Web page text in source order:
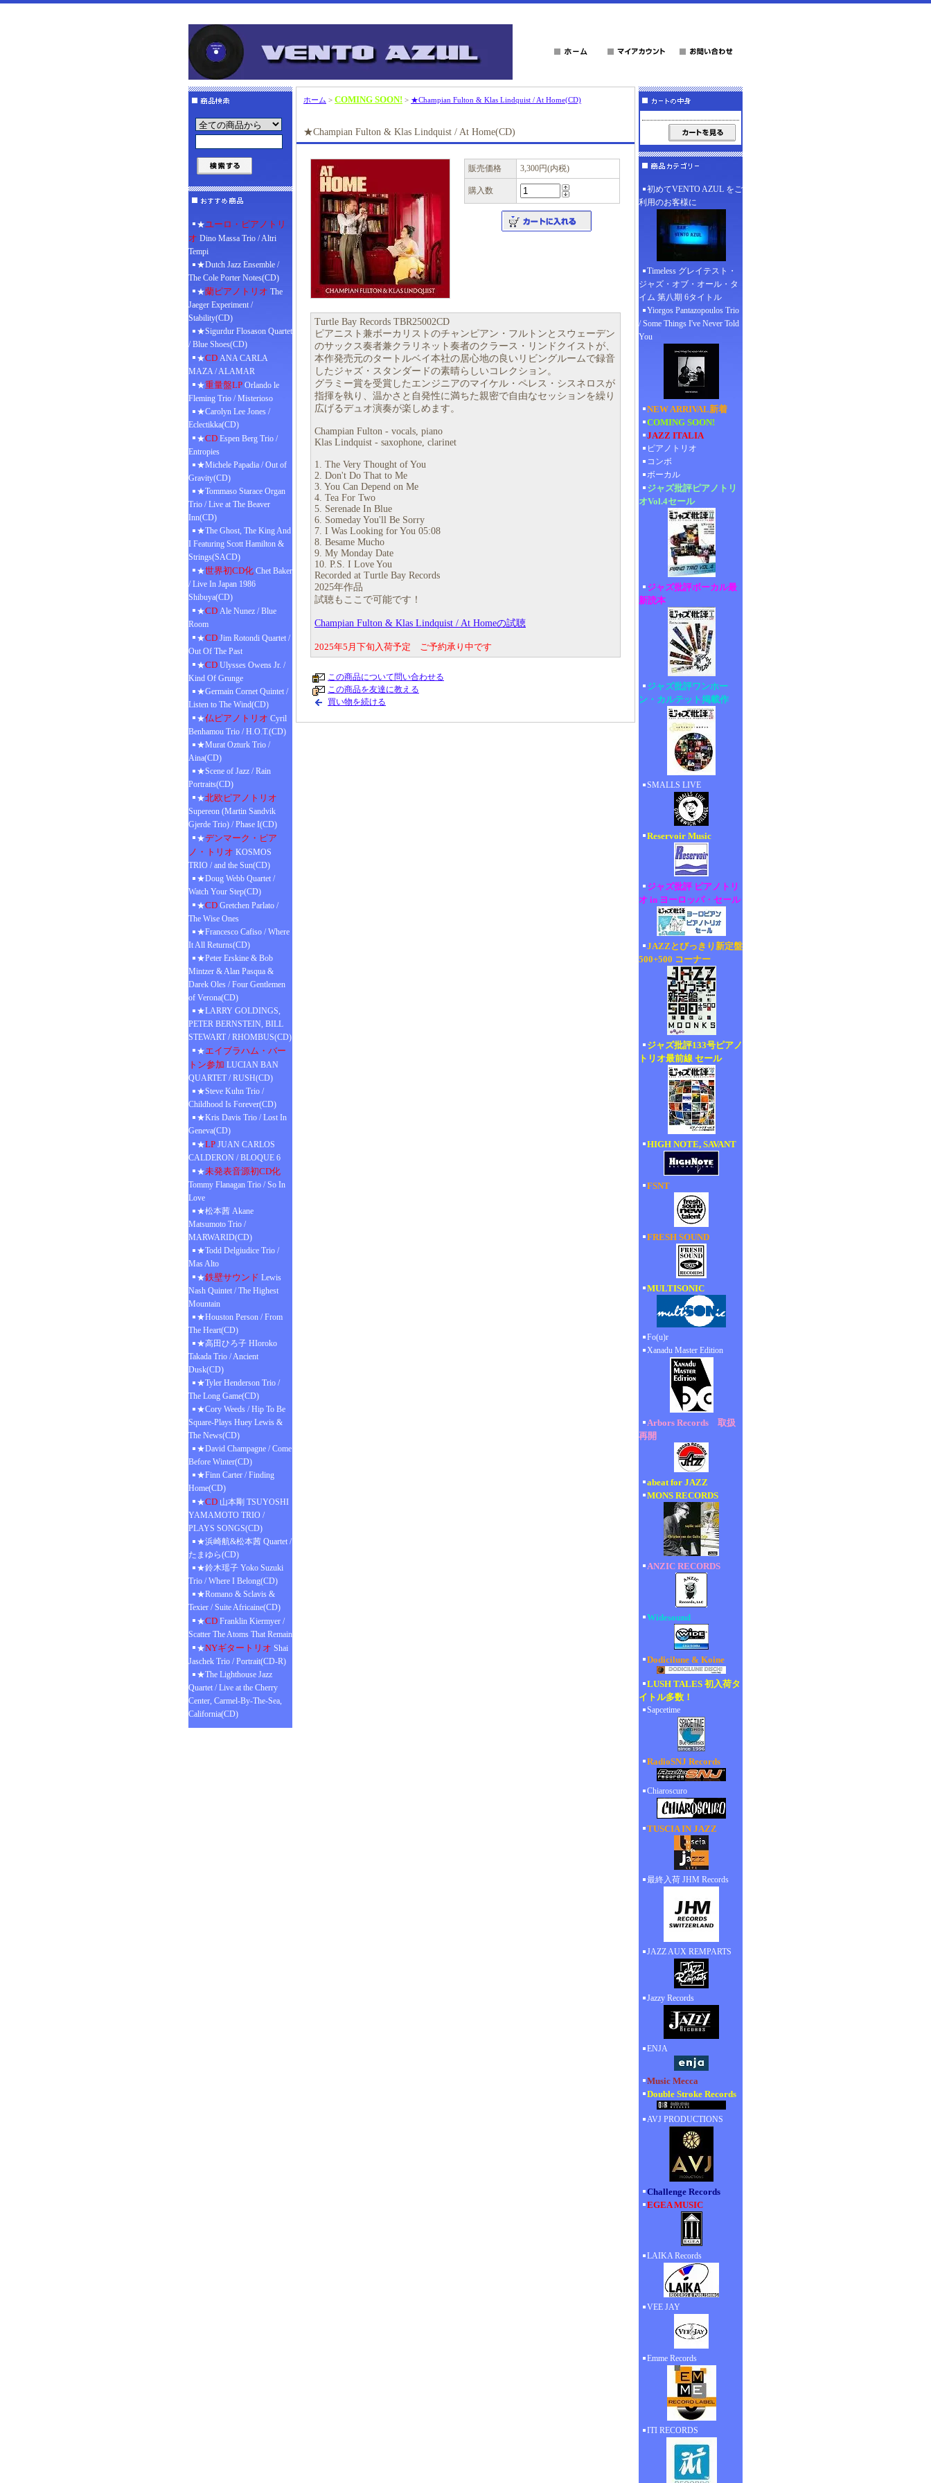
★ユーロ・ピアノトリ
オ Dino Massa Trio / Altri
Tempi
★Dutch Jazz Ensemble /
The Cole Porter Notes(CD)
★蘭ピアノトリオ The
Jaeger Experiment /
Stability(CD)
★Sigurdur Flosason Quartet
/ Blue Shoes(CD)
★CD ANA CARLA
MAZA / ALAMAR
★重量盤LP Orlando le
Fleming Trio / Misterioso
★Carolyn Lee Jones /
Eclectikka(CD)
★CD Espen Berg Trio /
Entropies
★Michele Papadia / Out of
Gravity(CD)
★Tommaso Starace Organ
Trio / Live at The Beaver
Inn(CD)
★The Ghost, The King And
I Featuring Scott Hamilton &
Strings(SACD)
★世界初CD化 Chet Baker
/ Live In Japan 1986
Shibuya(CD)
★CD Ale Nunez / Blue
Room
★CD Jim Rotondi Quartet /
Out Of The Past
★CD Ulysses Owens Jr. /
Kind Of Grunge
★Germain Cornet Quintet /
Listen to The Wind(CD)
★仏ピアノトリオ Cyril
Benhamou Trio / H.O.T.(CD)
★Murat Ozturk Trio /
Aina(CD)
★Scene of Jazz / Rain
Portraits(CD)
★北欧ピアノトリオ
Supereon (Martin Sandvik
Gjerde Trio) / Phase I(CD)
★デンマーク・ピア
ノ・トリオ KOSMOS
TRIO / and the Sun(CD)
★Doug Webb Quartet /
Watch Your Step(CD)
★CD Gretchen Parlato /
The Wise Ones
★Francesco Cafiso / Where
It All Returns(CD)
★Peter Erskine & Bob
Mintzer & Alan Pasqua &
Darek Oles / Four Gentlemen
of Verona(CD)
★LARRY GOLDINGS,
PETER BERNSTEIN, BILL
STEWART / RHOMBUS(CD)
★エイブラハム・バー
トン参加 LUCIAN BAN
QUARTET / RUSH(CD)
★Steve Kuhn Trio /
Childhood Is Forever(CD)
★Kris Davis Trio / Lost In
Geneva(CD)
★LP JUAN CARLOS
CALDERON / BLOQUE 6
★未発表音源初CD化
Tommy Flanagan Trio / So In
Love
★松本茜 Akane
Matsumoto Trio /
MARWARID(CD)
★Todd Delgiudice Trio /
Mas Alto
★鉄壁サウンド Lewis
Nash Quintet / The Highest
Mountain
★Houston Person / From
The Heart(CD)
★高田ひろ子 HIoroko
Takada Trio / Ancient
Dusk(CD)
★Tyler Henderson Trio /
The Long Game(CD)
★Cory Weeds / Hip To Be
Square-Plays Huey Lewis &
The News(CD)
★David Champagne / Come
Before Winter(CD)
★Finn Carter / Finding
Home(CD)
★CD 山本剛 TSUYOSHI
YAMAMOTO TRIO /
PLAYS SONGS(CD)
★浜崎航&松本茜 Quartet /
たまゆら(CD)
★鈴木瑶子 Yoko Suzuki
Trio / Where I Belong(CD)
★Romano & Sclavis &
Texier / Suite Africaine(CD)
★CD Franklin Kiermyer /
Scatter The Atoms That Remain
★NYギタートリオ Shai
Jaschek Trio / Portrait(CD-R)
★The Lighthouse Jazz
Quartet / Live at the Cherry
Center, Carmel-By-The-Sea,
California(CD)
ホーム > COMING SOON! > ★Champian Fulton & Klas Lindquist / At Home(CD)
★Champian Fulton & Klas Lindquist / At Home(CD)
販売価格 3,300円(内税)
購入数
Turtle Bay Records TBR25002CD
ピアニスト兼ボーカリストのチャンピアン・フルトンとスウェーデン
のサックス奏者兼クラリネット奏者のクラース・リンドクイストが、
本作発売元のタートルベイ本社の居心地の良いリビングルームで録音
したジャズ・スタンダードの素晴らしいコレクション。
グラミー賞を受賞したエンジニアのマイケル・ペレス・シスネロスが
指揮を執り、温かさと自発性に満ちた親密で自由なセッションを繰り
広げるデュオ演奏が楽しめます。
Champian Fulton - vocals, piano
Klas Lindquist - saxophone, clarinet
1. The Very Thought of You
2. Don't Do That to Me
3. You Can Depend on Me
4. Tea For Two
5. Serenade In Blue
6. Someday You'll Be Sorry
7. I Was Looking for You 05:08
8. Besame Mucho
9. My Monday Date
10. P.S. I Love You
Recorded at Turtle Bay Records
2025年作品
試聴もここで可能です！
Champian Fulton & Klas Lindquist / At Homeの試聴
2025年5月下旬入荷予定 ご予約承り中です
この商品について問い合わせる
この商品を友達に教える
買い物を続ける
初めてVENTO AZUL をご
利用のお客様に
Timeless グレイテスト・
ジャズ・オブ・オール・タ
イム 第八期 6タイトル
Yiorgos Pantazopoulos Trio
/ Some Things I've Never Told
You
NEW ARRIVAL新着
COMING SOON!
JAZZ ITALIA
ピアノトリオ
コンボ
ボーカル
ジャズ批評ピアノトリ
オVol.4セール
ジャズ批評ボーカル最
新読本
ジャズ批評ワンホー
ン・カルテット掲載作
SMALLS LIVE
Reservoir Music
ジャズ批評 ピアノトリ
オ in ヨーロッパ・セール
JAZZとびっきり新定盤
500+500 コーナー
ジャズ批評133号ピアノ
トリオ最前線 セール
HIGH NOTE, SAVANT
FSNT
FRESH SOUND
MULTISONIC
Fo(u)r
Xanadu Master Edition
Arbors Records 取扱
再開
abeat for JAZZ
MONS RECORDS
ANZIC RECORDS
Widesound
Dodicilune & Koine
LUSH TALES 初入荷タ
イトル多数！
Sapcetime
RadioSNJ Records
Chiaroscuro
TUSCIA IN JAZZ
最終入荷 JHM Records
JAZZ AUX REMPARTS
Jazzy Records
ENJA
Music Mecca
Double Stroke Records
AVJ PRODUCTIONS
Challenge Records
EGEA MUSIC
LAIKA Records
VEE JAY
Emme Records
ITI RECORDS